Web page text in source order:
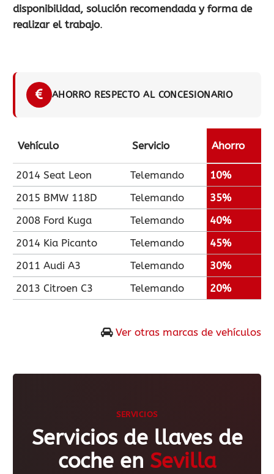
disponibilidad, solución recomendada y forma de
realizar el trabajo.
AHORRO RESPECTO AL CONCESIONARIO
Vehículo Servicio Ahorro
2014 Seat Leon Telemando
10%
2015 BMW 118D
Telemando
35%
2008 Ford Kuga
Telemando
40%
2014 Kia Picanto
Telemando
45%
2011 Audi A3
Telemando
30%
2013 Citroen C3
Telemando 20%
Ver otras marcas de vehículos
SERVICIOS
Servicios de llaves de
coche en Sevilla